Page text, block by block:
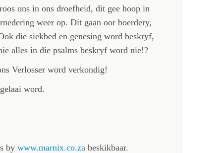
ons in ons droefheid, dit gee hoop in
weer op. Dit gaan oor boerdery,
die siekbed en genesing word beskryf,
alles in die psalms beskryf word nie!?
Verlosser word verkondig!
word.
by www.marnix.co.za beskikbaar.